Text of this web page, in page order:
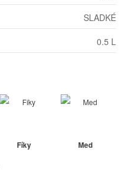
SLADKÉ
0.5 L
Fíky Med